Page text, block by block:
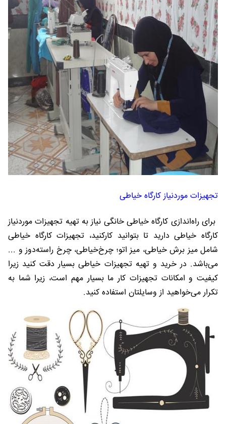
تجهیزات موردنیاز کارگاه خیاطی
برای راه‌اندازی کارگاه خیاطی خانگی نیاز به تهیه تجهیزات موردنیاز
کارگاه خیاطی دارید تا بتوانید کارکنید، تجهیزات کارگاه خیاطی
شامل میز برش خیاطی، میز اتو؛ چرخ‌خیاطی، چرخ راسته‌دوز و ...
می‌باشد. در خرید و تهیه تجهیزات خیاطی بسیار دقت کنید زیرا
کیفیت و امکانات تجهیزات کار ما بسیار مهم است، زیرا شما به
تکرار می‌خواهید از وسایلتان استفاده کنید.